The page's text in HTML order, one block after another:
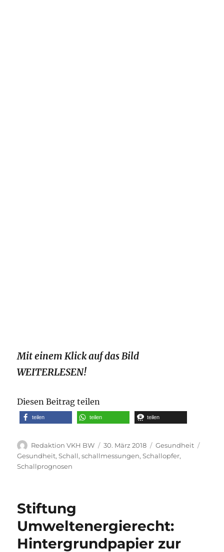
Mit einem Klick auf das Bild
WEITERLESEN!
Diesen Beitrag teilen
teilen teilen teilen
Autor
Redaktion VKH BW
Veröffentlicht
am
30. März 2018 Kategorien
Gesundheit
Gesundheit,Schall,schallmessungen,Schallopfer,
Schallprognosen
Stiftung
Umweltenergierecht:
Hintergrundpapier zur